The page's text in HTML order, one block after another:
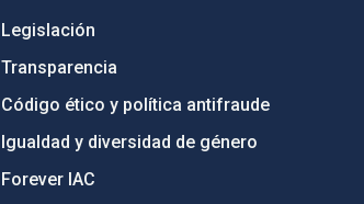
Legislación
Transparencia
Código ético y política antifraude
Igualdad y diversidad de género
Forever IAC